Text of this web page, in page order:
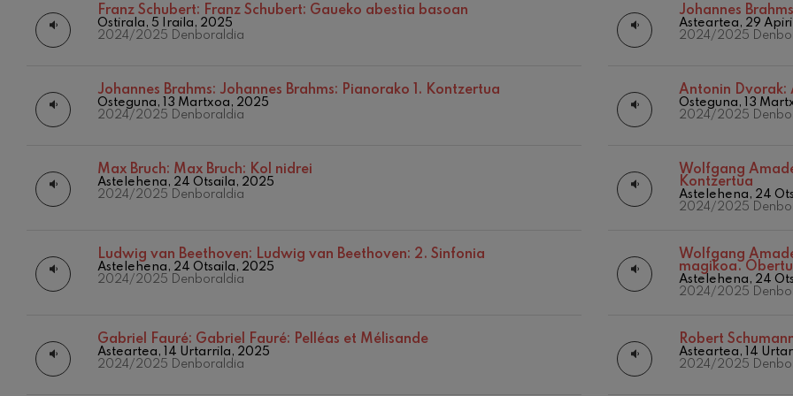
Beste jarduera batzuk
Abonu-denboraldia
Franz Schubert: Franz Schubert: Gaueko abestia basoan
Ostirala, 5 Iraila, 2025
2024/2025 Denboraldia
Johannes
Asteartea, 29
2024/2025
Johannes Brahms: Johannes Brahms: Pianorako 1. Kontzertua
Osteguna, 13 Martxoa, 2025
2024/2025 Denboraldia
Antonin Dvorak:
Osteguna, 13
2024/2025
Max Bruch: Max Bruch: Kol nidrei
Astelehena, 24 Otsaila, 2025
2024/2025 Denboraldia
Wolfgang
Kontzertua
Astelehena, 24
2024/2025
Ludwig van Beethoven: Ludwig van Beethoven: 2. Sinfonia
Astelehena, 24 Otsaila, 2025
2024/2025 Denboraldia
Wolfgang
magikoa.
Astelehena, 24
2024/2025
Gabriel Fauré: Gabriel Fauré: Pelléas et Mélisande
Asteartea, 14 Urtarrila, 2025
2024/2025 Denboraldia
Robert
Asteartea, 14
2024/2025
ABUZTUA, 2026
ASTEAZKENA,
J. Brahms: 4. Sinfonia
J. Brahms
El cant dels ocells